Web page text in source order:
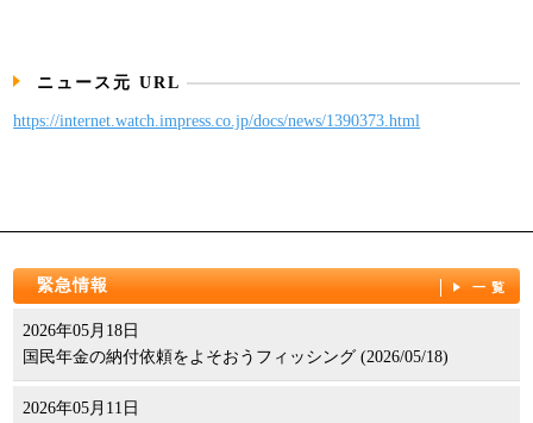
ニュース元 URL
https://internet.watch.impress.co.jp/docs/news/1390373.html
緊急情報 一覧
2026年05月18日
国民年金の納付依頼をよそおうフィッシング (2026/05/18)
2026年05月11日